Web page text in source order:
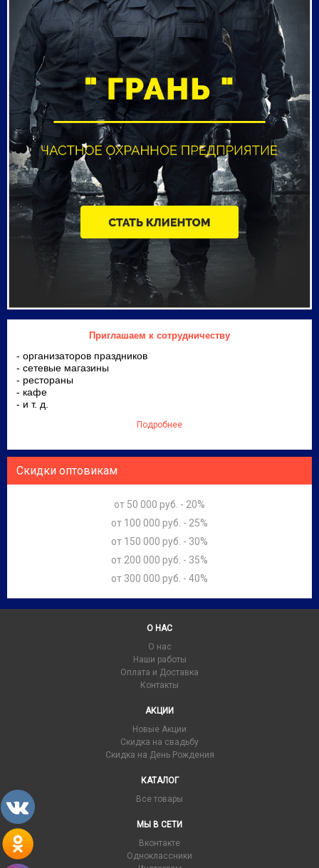
Приглашаем к сотрудничеству
- организаторов праздников
- сетевые магазины
- рестораны
- кафе
- и т. д.
Подробнее
Скидки оптовикам
от 50 000 руб. - 20%
от 100 000 руб. - 25%
от 150 000 руб. - 30%
от 200 000 руб. - 35%
от 300 000 руб. - 40%
О НАС
О нас
Наши работы
Оплата и Доставка
Контакты
АКЦИИ
Новые Акции
Скидка на свадьбу
Скидка на День Рождения
КАТАЛОГ
Все товары
МЫ В СЕТИ
Вконтакте
Одноклассники